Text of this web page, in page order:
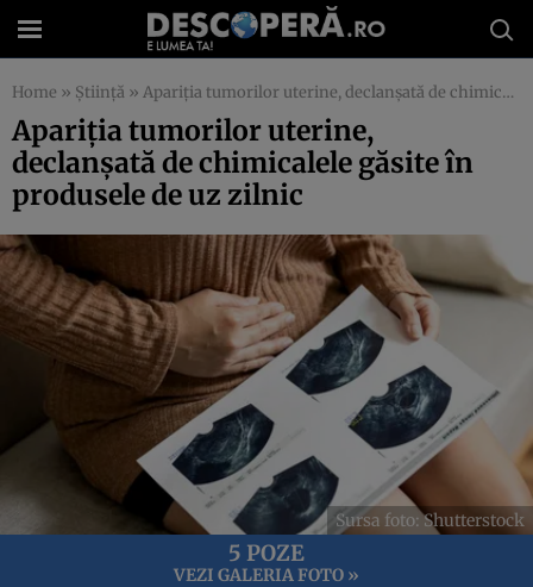
Home » Știință » Apariția tumorilor uterine, declanșată de chimicalele găsite în produsele de uz zilnic
Apariția tumorilor uterine,
declanșată de chimicalele găsite în
produsele de uz zilnic
Sursa foto: Shutterstock
5 POZE
VEZI GALERIA FOTO »